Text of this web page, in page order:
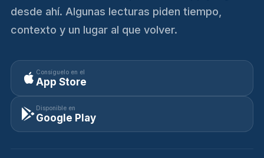
desde ahí. Algunas lecturas piden tiempo,
contexto y un lugar al que volver.
Consíguelo en el
App Store
Disponible en
Google Play